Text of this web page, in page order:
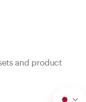
and product